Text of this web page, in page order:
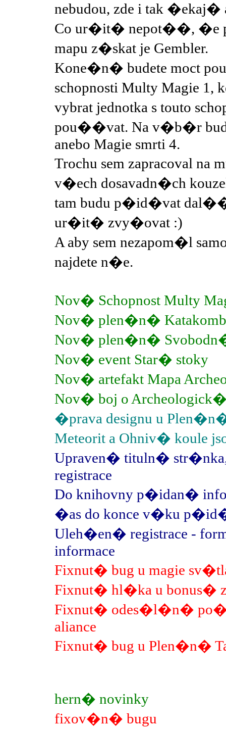
nebudou, zde i tak
Co ur�it� nepot��, �e
mapu z�skat je Gembler.
Kone�n� budete moct
schopnosti Multy Magie 1,
vybrat jednotka s touto
pou��vat. Na v�b�r
anebo Magie smrti 4.
Trochu sem zapracoval na
v�ech dosavadn�ch
tam budu p�id�vat
ur�it� zvy�ovat :)
A aby sem nezapom�l
najdete n�e.
Nov� Schopnost Multy
Nov� plen�n�
Nov� plen�n�
Nov� event Star� stoky
Nov� artefakt Mapa
Nov� boj o
�prava designu u
Meteorit a Ohniv� koule
Upraven� tituln�
registrace
Do knihovny p�idan� info
�as do konce v�ku
Uleh�en� registrace -
informace
Fixnut� bug u magie
Fixnut� hl�ka u bonus�
Fixnut� odes�l�n�
aliance
Fixnut� bug u Plen�n�
hern� novinky
fixov�n� bugu